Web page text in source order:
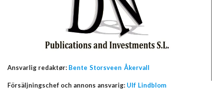
Ansvarlig redaktør: Bente Storsveen Åkervall
Försäljningschef och annons ansvarig: Ulf Lindblom